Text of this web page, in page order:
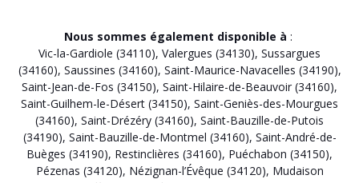
Nous sommes également disponible à :
Vic-la-Gardiole (34110), Valergues (34130), Sussargues
(34160), Saussines (34160), Saint-Maurice-Navacelles (34190),
Saint-Jean-de-Fos (34150), Saint-Hilaire-de-Beauvoir (34160),
Saint-Guilhem-le-Désert (34150), Saint-Geniès-des-Mourgues
(34160), Saint-Drézéry (34160), Saint-Bauzille-de-Putois
(34190), Saint-Bauzille-de-Montmel (34160), Saint-André-de-
Buèges (34190), Restinclières (34160), Puéchabon (34150),
Pézenas (34120), Nézignan-l’Évêque (34120), Mudaison